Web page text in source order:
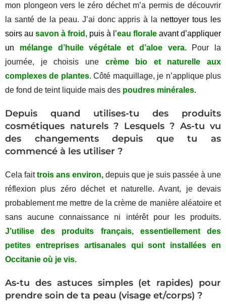
mon plongeon vers le zéro déchet m’a permis de découvrir
la santé de la peau. J’ai donc appris à la nettoyer tous les
soirs au savon à froid , puis à l’eau florale avant d’appliquer
un mélange d’huile végétale et d’aloe vera.Pour la
journée, je choisis une crème bio et naturelle aux
complexes de plantes. Côté maquillage, je n’applique plus
de fond de teint liquide mais des poudres minérales.
Depuis quand utilises-tu des produits
cosmétiques naturels ? Lesquels ? As-tu vu
des changements depuis que tu as
commencé à les utiliser ?
Cela faittrois ans environ, depuis que je suis passée à une
réflexion plus zéro déchet et naturelle. Avant, je devais
probablement me mettre de la crème de manière aléatoire et
sans aucune connaissance ni intérêt pour les produits.
J’utilise des produits français, essentiellement des
petites entreprises artisanales qui sont installées en
Occitanie où je vis.
As-tu des astuces simples (et rapides) pour
prendre soin de ta peau (visage et/corps) ?